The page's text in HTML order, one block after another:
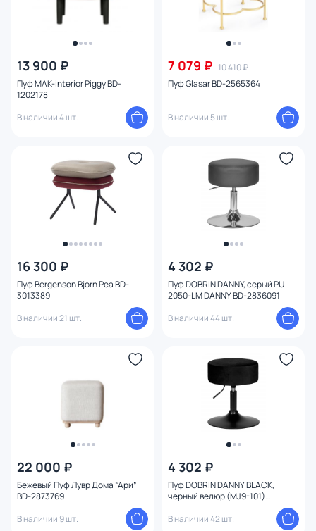
13 900 ₽
Пуф MAK-interior Piggy BD-
1202178
В наличии 4 шт.
7 079 ₽ 10 410 ₽
Пуф Glasar BD-2565364
В наличии 5 шт.
16 300 ₽
Пуф Bergenson Bjorn Pea BD-
3013389
В наличии 21 шт.
4 302 ₽
Пуф DOBRIN DANNY, серый PU
2050-LM DANNY BD-2836091
В наличии 44 шт.
22 000 ₽
Бежевый Пуф Лувр Дома “Ари”
BD-2873769
В наличии 9 шт.
4 302 ₽
Пуф DOBRIN DANNY BLACK,
черный велюр (MJ9-101)
BLACK BD-2836092
В наличии 42 шт.